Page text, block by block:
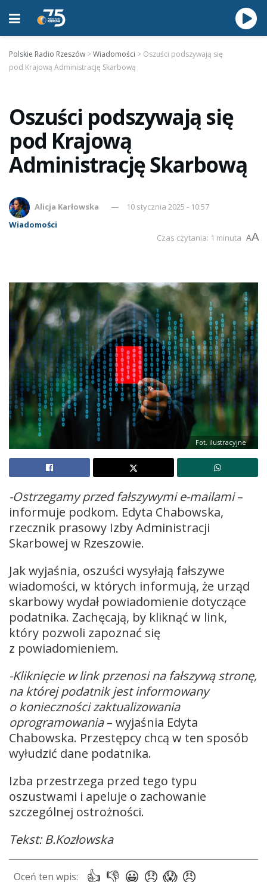
Polskie Radio Rzeszów >Wiadomości > Oszuści podszywają się
pod Krajową Administrację Skarbową
Oszuści podszywają się
pod Krajową
Administrację Skarbową
Alicja Karłowska
10 stycznia 2025 - 10:57
Wiadomości
Czas czytania: 1 minuta AA
Fot. ilustracyjne
-Ostrzegamy przed fałszywymi e-mailami–
informuje podkom. Edyta Chabowska,
rzecznik prasowy Izby Administracji
Skarbowej w Rzeszowie.
Jak wyjaśnia, oszuści wysyłają fałszywe
wiadomości, w których informują, że urząd
skarbowy wydał powiadomienie dotyczące
podatnika. Zachęcają, by kliknąć w link,
który pozwoli zapoznać się
z powiadomieniem.
-Kliknięcie w link przenosi na fałszywą stronę,
na której podatnik jest informowany
o konieczności zaktualizowania
oprogramowania– wyjaśnia Edyta
Chabowska. Przestępcy chcą w ten sposób
wyłudzić dane podatnika.
Izba przestrzega przed tego typu
oszustwami i apeluje o zachowanie
szczególnej ostrożności.
Tekst: B.Kozłowska